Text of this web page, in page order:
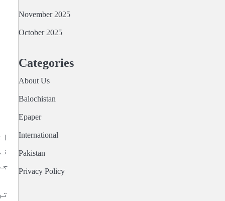
November 2025
October 2025
Categories
About Us
Balochistan
Epaper
International
Pakistan
Privacy Policy